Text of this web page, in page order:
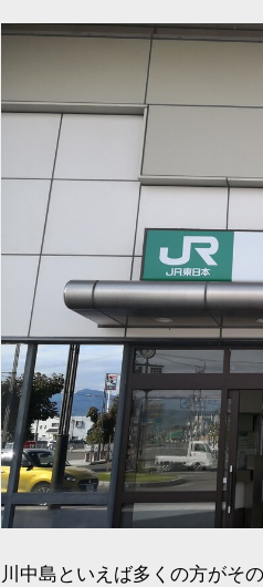
川中島といえば多くの方がそ